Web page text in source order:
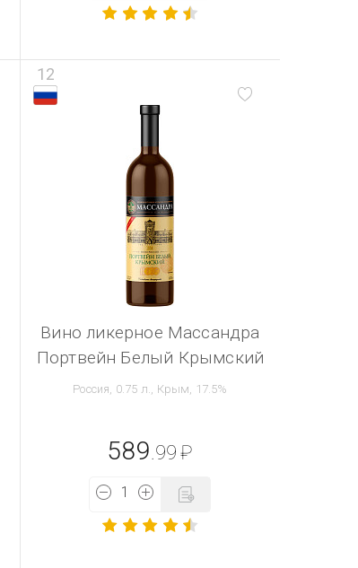
12
Вино ликерное Массандра
Портвейн Белый Крымский
Россия, 0.75 л., Крым, 17.5%
589 .99 ₽